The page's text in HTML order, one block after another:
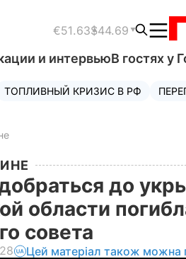
€51.63$44.69
и интервьюВ гостях у
ТОПЛИВНЫЙ КРИЗИС В РФ
до
области
совета
Цей матеріал також можна